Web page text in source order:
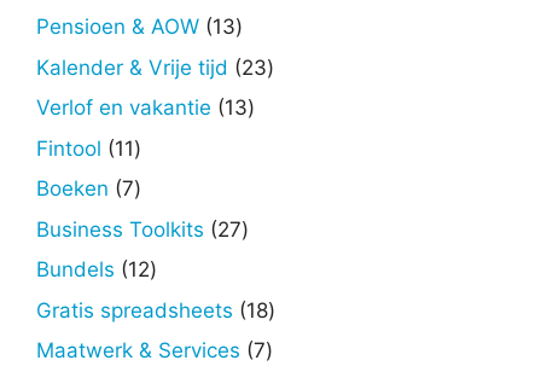
producten
Pensioen & AOW 1313
producten
Kalender & Vrije tijd 2323
Verlof en vakantie 1313
Fintool 1111
producten
Boeken 77
producten
Business Toolkits 2727
Bundels 1212
producten
Gratis spreadsheets 1818
producten
Maatwerk & Services 77